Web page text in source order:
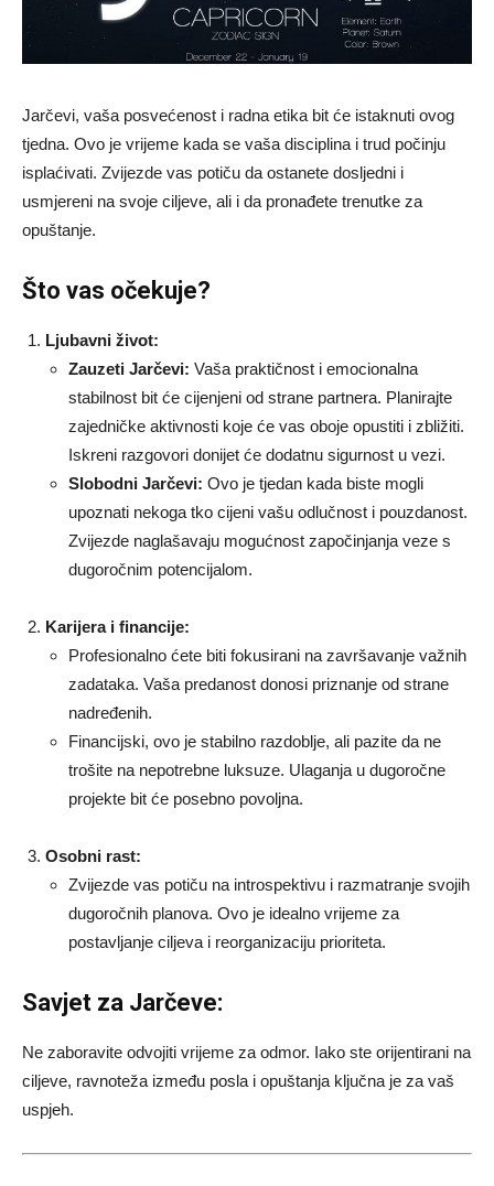
Jarčevi, vaša posvećenost i radna etika bit će istaknuti ovog
tjedna. Ovo je vrijeme kada se vaša disciplina i trud počinju
isplaćivati. Zvijezde vas potiču da ostanete dosljedni i
usmjereni na svoje ciljeve, ali i da pronađete trenutke za
opuštanje.
Što vas očekuje?
Ljubavni život:
Zauzeti Jarčevi: Vaša praktičnost i emocionalna
stabilnost bit će cijenjeni od strane partnera. Planirajte
zajedničke aktivnosti koje će vas oboje opustiti i zbližiti.
Iskreni razgovori donijet će dodatnu sigurnost u vezi.
Slobodni Jarčevi: Ovo je tjedan kada biste mogli
upoznati nekoga tko cijeni vašu odlučnost i pouzdanost.
Zvijezde naglašavaju mogućnost započinjanja veze s
dugoročnim potencijalom.
Karijera i financije:
Profesionalno ćete biti fokusirani na završavanje važnih
zadataka. Vaša predanost donosi priznanje od strane
nadređenih.
Financijski, ovo je stabilno razdoblje, ali pazite da ne
trošite na nepotrebne luksuze. Ulaganja u dugoročne
projekte bit će posebno povoljna.
Osobni rast:
Zvijezde vas potiču na introspektivu i razmatranje svojih
dugoročnih planova. Ovo je idealno vrijeme za
postavljanje ciljeva i reorganizaciju prioriteta.
Savjet za Jarčeve:
Ne zaboravite odvojiti vrijeme za odmor. Iako ste orijentirani na
ciljeve, ravnoteža između posla i opuštanja ključna je za vaš
uspjeh.